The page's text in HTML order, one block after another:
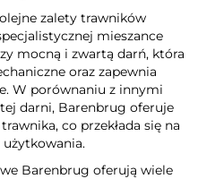
zalety trawników
mieszance
mocną i zwartą darń, która
oraz zapewnia
W porównaniu z innymi
darni, Barenbrug oferuje
co przekłada się na
użytkowania.
Barenbrug oferują wiele